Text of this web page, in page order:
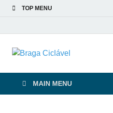
TOP MENU
MAIN MENU